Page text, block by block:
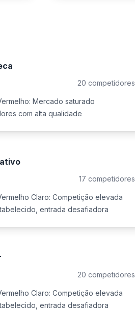
20 competidores
Mercado saturado
com alta qualidade
17 competidores
Claro: Competição elevada
entrada desafiadora
20 competidores
Claro: Competição elevada
entrada desafiadora